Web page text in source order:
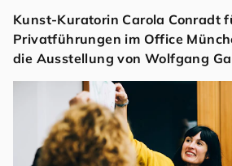
Kunst-Kuratorin Carola Conradt
Privatführungen im Office
die Ausstellung von Wolfgang